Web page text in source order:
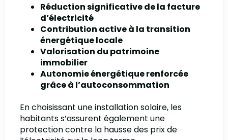
Réduction significative de la facture
d’électricité
Contribution active à la transition
énergétique locale
Valorisation du patrimoine
immobilier
Autonomie énergétique renforcée
grâce à l’autoconsommation
En choisissant une installation solaire, les
habitants s’assurent également une
protection contre la hausse des prix de